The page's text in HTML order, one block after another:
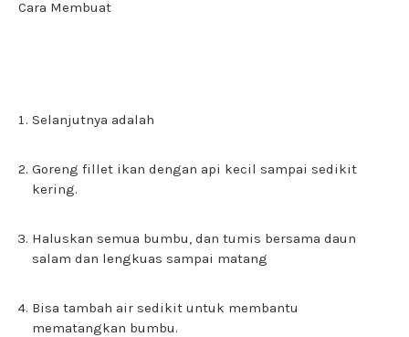
Cara Membuat
Selanjutnya adalah
Goreng fillet ikan dengan api kecil sampai sedikit
kering.
Haluskan semua bumbu, dan tumis bersama daun
salam dan lengkuas sampai matang
Bisa tambah air sedikit untuk membantu
mematangkan bumbu.